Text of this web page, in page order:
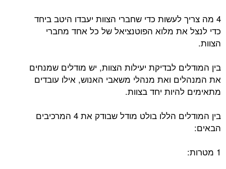
4 מה צריך לעשות כדי שחברי הצוות יעבדו היטב ביחד
כדי לנצל את מלוא הפוטנציאל של כל אחד מחברי
הצוות.
בין המודלים לבדיקת יעילות הצוות, יש מודלים שמנחים
את המנהלים ואת מנהלי משאבי האנוש, אילו עובדים
מתאימים להיות יחד בצוות.
בין המודלים הללו בולט מודל שבודק את 4 המרכיבים
הבאים:
1 מטרות: